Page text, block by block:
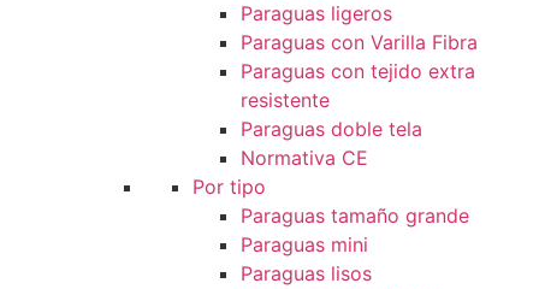
Paraguas ligeros
Paraguas con Varilla Fibra
Paraguas con tejido extra
resistente
Paraguas doble tela
Normativa CE
Por tipo
Paraguas tamaño grande
Paraguas mini
Paraguas lisos